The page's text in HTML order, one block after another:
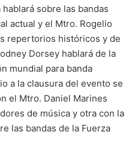
sobre las bandas
actual y el Mtro. Rogelio
repertorios históricos y de
Dorsey hablará de la
mundial para banda
a la clausura del evento se
el Mtro. Daniel Marines
de música y otra con la
las bandas de la Fuerza